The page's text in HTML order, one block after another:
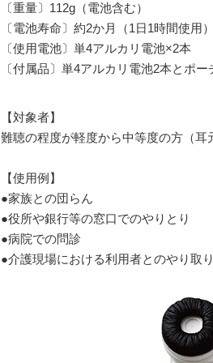
〔重量〕112g（電池含む）
〔電池寿命〕約2か月（1日1時間使用）
〔使用電池〕単4アルカリ電池×2本
〔付属品〕単4アルカリ電池2本とポー
【対象者】
難聴の程度が軽度から中等度の方（耳
【使用例】
●家族との団らん
●役所や銀行等の窓口でのやりとり
●病院での問診
●介護現場における利用者とのやり取り